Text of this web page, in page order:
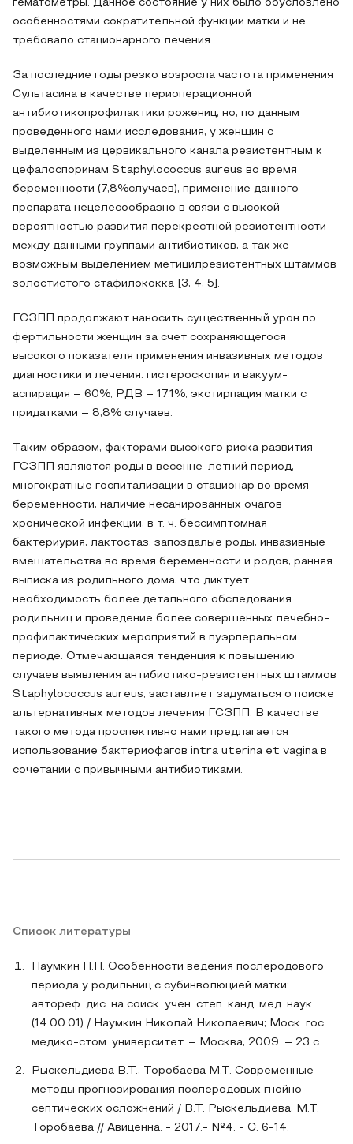
гематометры. Данное состояние у них было обусловлено
особенностями сократительной функции матки и не
требовало стационарного лечения.
За последние годы резко возросла частота применения
Сультасина в качестве периоперационной
антибиотикопрофилактики рожениц, но, по данным
проведенного нами исследования, у женщин с
выделенным из цервикального канала резистентным к
цефалоспоринам Staphylococcus aureus во время
беременности (7,8%случаев), применение данного
препарата нецелесообразно в связи с высокой
вероятностью развития перекрестной резистентности
между данными группами антибиотиков, а так же
возможным выделением метицилрезистентных штаммов
золостистого стафилококка [3, 4, 5].
ГСЗПП продолжают наносить существенный урон по
фертильности женщин за счет сохраняющегося
высокого показателя применения инвазивных методов
диагностики и лечения: гистероскопия и вакуум-
аспирация – 60%, РДВ – 17,1%, экстирпация матки с
придатками – 8,8% случаев.
Таким образом, факторами высокого риска развития
ГСЗПП являются роды в весенне-летний период,
многократные госпитализации в стационар во время
беременности, наличие несанированных очагов
хронической инфекции, в т. ч. бессимптомная
бактериурия, лактостаз, запоздалые роды, инвазивные
вмешательства во время беременности и родов, ранняя
выписка из родильного дома, что диктует
необходимость более детального обследования
родильниц и проведение более совершенных лечебно-
профилактических мероприятий в пуэрперальном
периоде. Отмечающаяся тенденция к повышению
случаев выявления антибиотико-резистентных штаммов
Staphylococcus aureus, заставляет задуматься о поиске
альтернативных методов лечения ГСЗПП. В качестве
такого метода проспективно нами предлагается
использование бактериофагов intra uterina et vagina в
сочетании с привычными антибиотиками.
Список литературы
Наумкин Н.Н. Особенности ведения послеродового
периода у родильниц с субинволюцией матки:
автореф. дис. на соиск. учен. степ. канд. мед. наук
(14.00.01) / Наумкин Николай Николаевич; Моск. гос.
медико-стом. университет. – Москва, 2009. – 23 с.
Рыскельдиева В.Т., Торобаева М.Т. Современные
методы прогнозирования послеродовых гнойно-
септических осложнений / В.Т. Рыскельдиева, М.Т.
Торобаева // Авиценна. - 2017.- №4. - С. 6-14.